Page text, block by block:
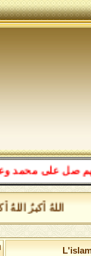
محمد وعلى آل
أكبرُ اللهُ أكبرُ